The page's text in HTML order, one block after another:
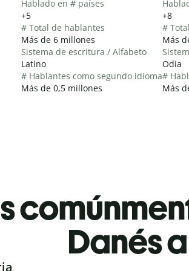
Hablado en # países
+5
# Total de hablantes
Más de 6 millones
Sistema de escritura / Alfabeto
Latino
# Hablantes como segundo idioma
Más de 0,5 millones
+8
#
Más
Odia
#
Más
Danés